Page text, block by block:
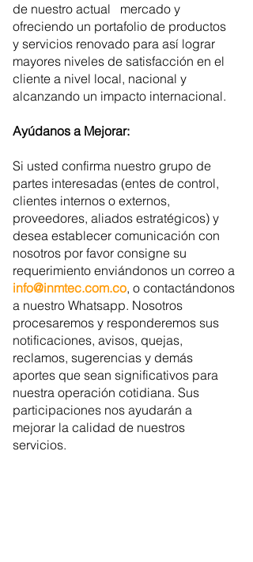
de nuestro actual mercado y
ofreciendo un portafolio de productos
y servicios renovado para así lograr
mayores niveles de satisfacción en el
cliente a nivel local, nacional y
alcanzando un impacto internacional.
Ayúdanos a Mejorar:
Si usted confirma nuestro grupo de
partes interesadas (entes de control,
clientes internos o externos,
proveedores, aliados estratégicos) y
desea establecer comunicación con
nosotros por favor consigne su
requerimiento enviándonos un correo a
info@inmtec.com.co, o contactándonos
a nuestro Whatsapp. Nosotros
procesaremos y responderemos sus
notificaciones, avisos, quejas,
reclamos, sugerencias y demás
aportes que sean significativos para
nuestra operación cotidiana. Sus
participaciones nos ayudarán a
mejorar la calidad de nuestros
servicios.